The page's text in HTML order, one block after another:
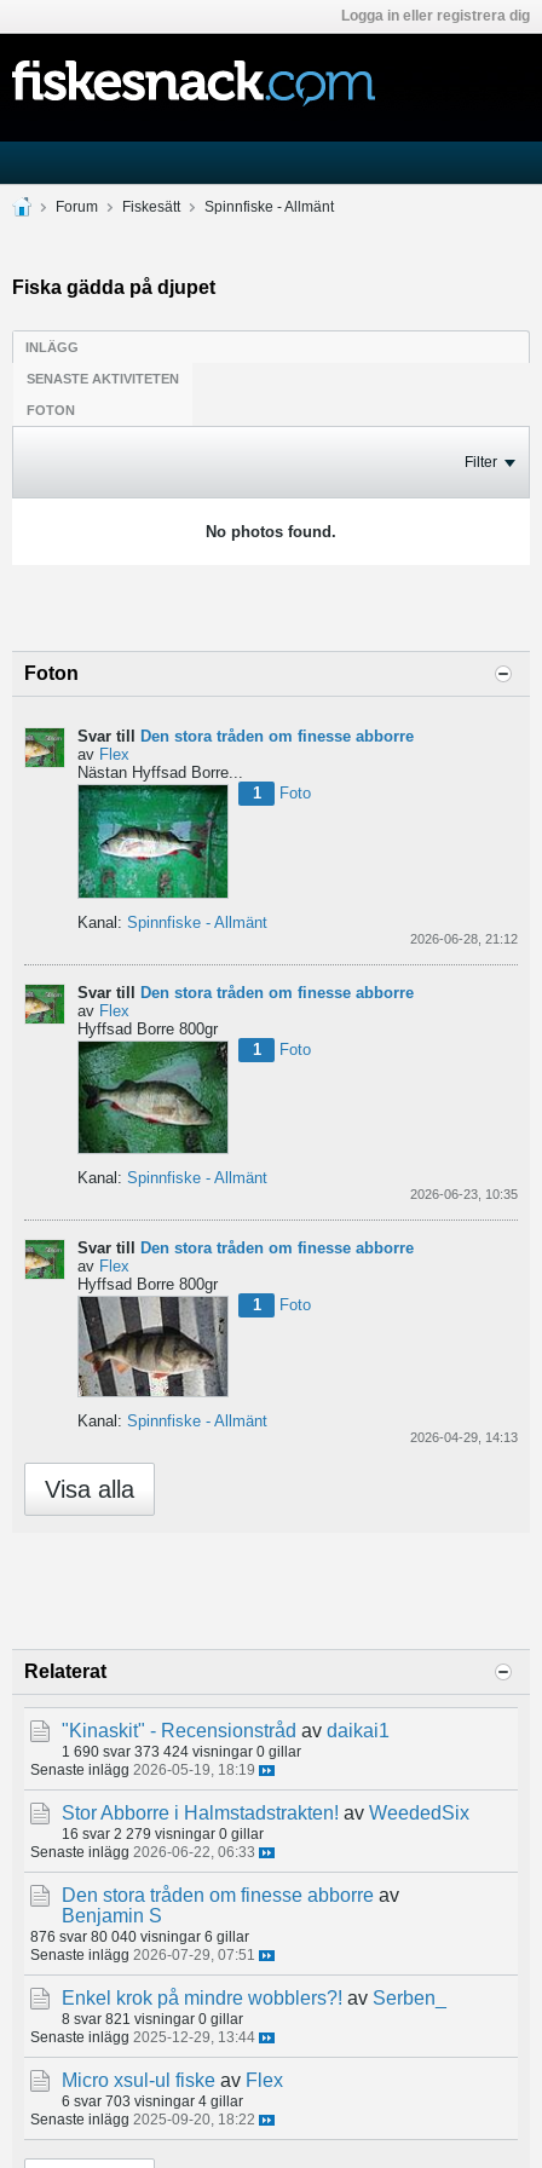
Logga in eller registrera dig
Forum Fiskesätt Spinnfiske - Allmänt
Fiska gädda på djupet
INLÄGG
SENASTE AKTIVITETEN
FOTON
Filter
No photos found.
Foton
Svar till
Den stora tråden om finesse abborre
av Flex
Nästan Hyffsad Borre...
1
Foto
Kanal: Spinnfiske - Allmänt
2026-06-28, 21:12
Svar till Den stora tråden om finesse abborre
av Flex
Hyffsad Borre 800gr
1
Foto
Kanal: Spinnfiske - Allmänt
2026-06-23, 10:35
Svar till
Den stora tråden om finesse abborre
av Flex
Hyffsad Borre 800gr
1
Foto
Kanal: Spinnfiske - Allmänt
2026-04-29, 14:13
Visa alla
Relaterat
"Kinaskit" - Recensionstråd av daikai1
1 690 svar 373 424 visningar 0 gillar
Senaste inlägg 2026-05-19, 18:19
Stor Abborre i Halmstadstrakten! av WeededSix
16 svar 2 279 visningar 0 gillar
Senaste inlägg 2026-06-22, 06:33
Den stora tråden om finesse abborre av
Benjamin S
876 svar 80 040 visningar 6 gillar
Senaste inlägg 2026-07-29, 07:51
Enkel krok på mindre wobblers?! av Serben_
8 svar 821 visningar 0 gillar
Senaste inlägg 2025-12-29, 13:44
Micro xsul-ul fiske av Flex
6 svar 703 visningar 4 gillar
Senaste inlägg 2025-09-20, 18:22